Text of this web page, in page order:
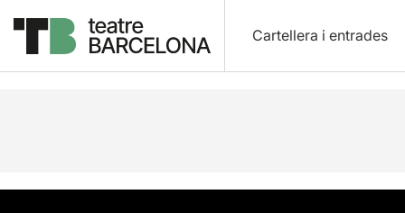
Cartellera i entrades
Descripció Fitxa artística